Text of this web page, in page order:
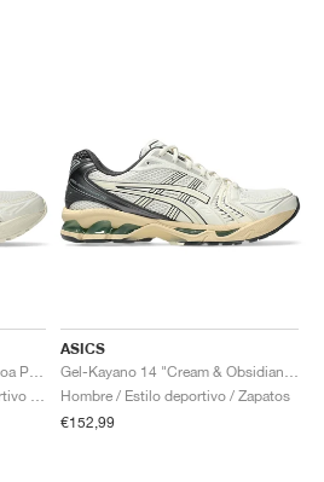
ASICS
Hombre / Estilo deportivo / Zapatos
€152,99